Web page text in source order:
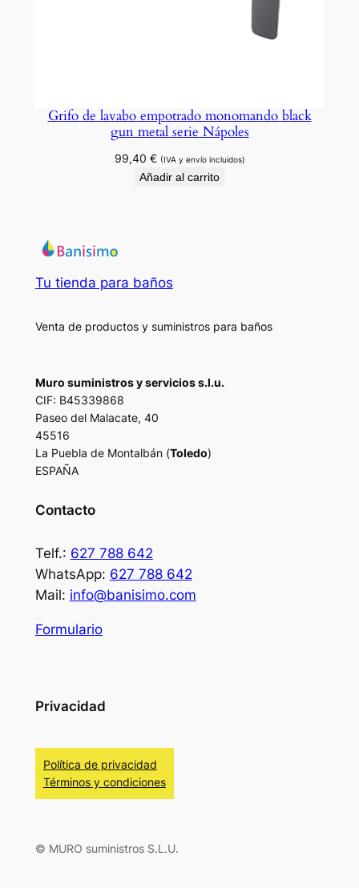
Grifo de lavabo empotrado monomando black
gun metal serie Nápoles
99,40 € (IVA y envío incluidos)
Añadir al carrito
Tu tienda para baños
Venta de productos y suministros para baños
Muro suministros y servicios s.l.u.
CIF: B45339868
Paseo del Malacate, 40
45516
La Puebla de Montalbán (Toledo)
ESPAÑA
Contacto
Telf.: 627 788 642
WhatsApp: 627 788 642
Mail: info@banisimo.com
Formulario
Privacidad
Política de privacidad
Términos y condiciones
© MURO suministros S.L.U.